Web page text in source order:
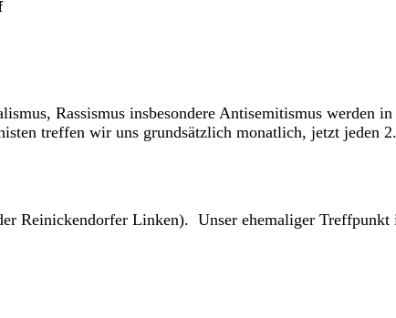
Rassismus insbesondere Antisemitismus werden
treffen wir uns grundsätzlich monatlich, jetzt jeden
Reinickendorfer Linken). Unser ehemaliger